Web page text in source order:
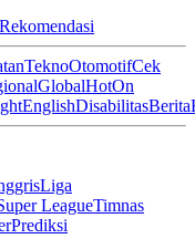
Rekomendasi
TeknoOtomotifCek
GlobalHotOn
EnglishDisabilitasBerita
Liga
LeagueTimnas
Prediksi